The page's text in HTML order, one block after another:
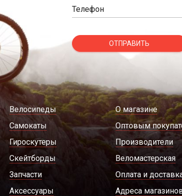
Телефон
ОТПРАВИТЬ
Велосипеды
Самокаты
Гироскутеры
Скейтборды
Запчасти
Аксессуары
О магазине
Оптовым
Производители
Веломастерская
Оплата и
Адреса